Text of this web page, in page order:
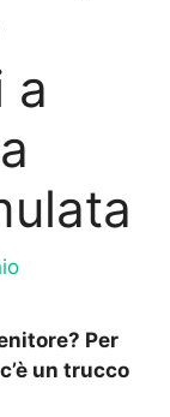
a
Per
un trucco